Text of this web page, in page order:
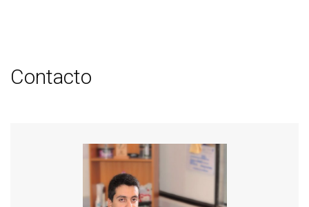
Contacto